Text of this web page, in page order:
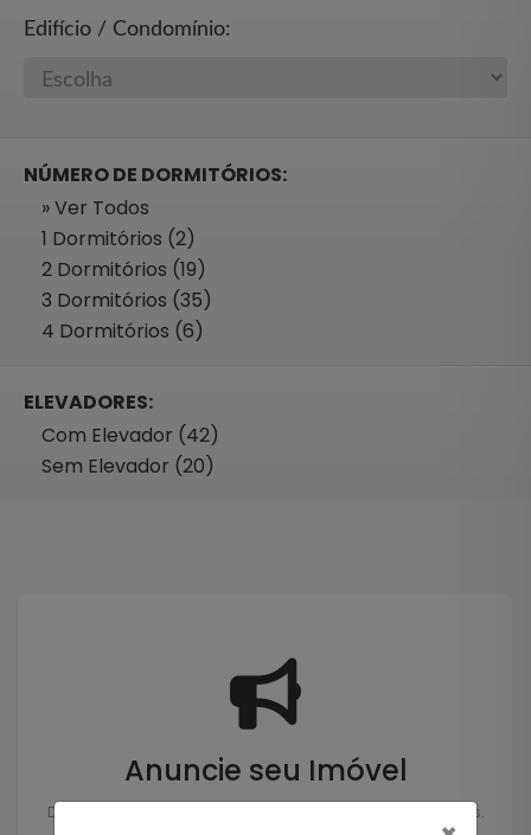
Edifício / Condomínio:
NÚMERO DE DORMITÓRIOS:
» Ver Todos
1 Dormitórios (2)
2 Dormitórios (19)
3 Dormitórios (35)
4 Dormitórios (6)
ELEVADORES:
Com Elevador (42)
Sem Elevador (20)
Anuncie seu Imóvel
Deixe seu imóvel nas mãos de profissionais experientes.